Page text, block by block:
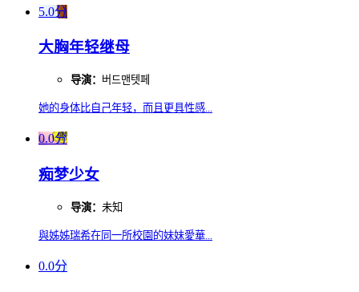
5.0分
大胸年轻继母
导演： 버드맨텟페
她的身体比自己年轻，而且更具性感...
0.0分
痴梦少女
导演： 未知
與姊姊瑞希在同一所校園的妹妹愛華...
0.0分